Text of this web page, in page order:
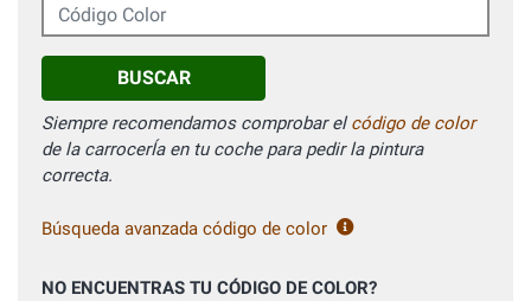
BUSCAR
Siempre recomendamos comprobar elcódigo de color
de la carrocerÍa en tu coche para pedir la pintura
correcta.
Búsqueda avanzada código de color
NO ENCUENTRAS TU CÓDIGO DE COLOR?